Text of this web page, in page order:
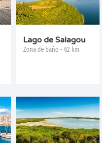
Lago de Salagou
Zona de baño - 62 km